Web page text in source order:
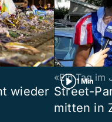
wieder
1 Min
«Ein Tag im
Street-
mitten in